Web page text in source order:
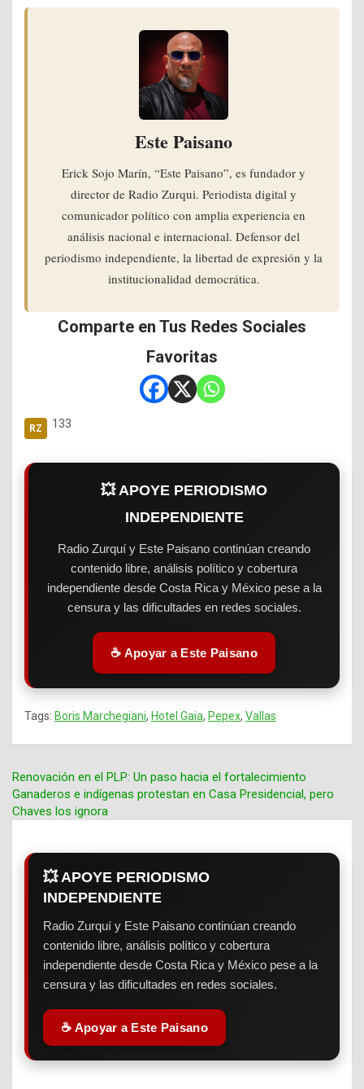
Este Paisano
Erick Sojo Marín, “Este Paisano”, es fundador y
director de Radio Zurqui. Periodista digital y
comunicador político con amplia experiencia en
análisis nacional e internacional. Defensor del
periodismo independiente, la libertad de expresión y la
institucionalidad democrática.
Comparte en Tus Redes Sociales
Favoritas
133
💥 APOYE PERIODISMO
INDEPENDIENTE
Radio Zurquí y Este Paisano continúan creando
contenido libre, análisis político y cobertura
independiente desde Costa Rica y México pese a la
censura y las dificultades en redes sociales.
☕ Apoyar a Este Paisano
Tags: Boris Marchegiani, Hotel Gaia, Pepex, Vallas
Navegación
entradas
Renovación en el PLP: Un paso hacia el fortalecimiento
Ganaderos e indígenas protestan en Casa Presidencial, pero
Chaves los ignora
💥 APOYE PERIODISMO
INDEPENDIENTE
Radio Zurquí y Este Paisano continúan creando
contenido libre, análisis político y cobertura
independiente desde Costa Rica y México pese a la
censura y las dificultades en redes sociales.
☕ Apoyar a Este Paisano